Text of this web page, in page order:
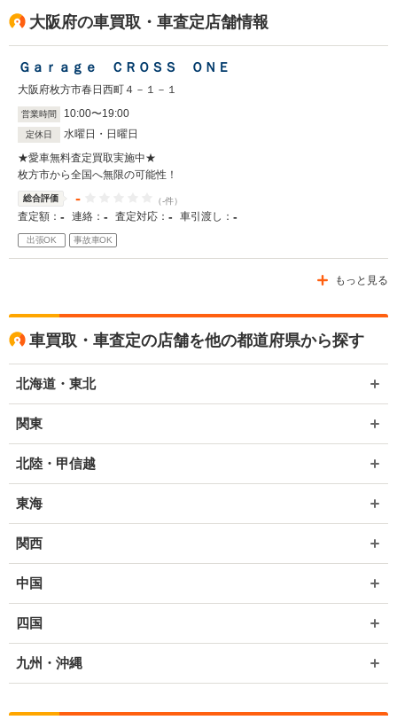
大阪府の車買取・車査定店舗情報
Ｇａｒａｇｅ ＣＲＯＳＳ ＯＮＥ
大阪府枚方市春日西町４－１－１
営業時間 10:00〜19:00
定休日
水曜日・日曜日
★愛車無料査定買取実施中★
枚方市から全国へ無限の可能性！
総合評価 - （-件）
査定額： - 連絡： - 査定対応： - 車引渡し： -
出張OK 事故車OK
もっと見る
車買取・車査定の店舗を他の都道府県から探す
北海道・東北
関東
北陸・甲信越
東海
関西
中国
四国
九州・沖縄